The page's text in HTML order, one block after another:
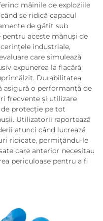
mâinile de exploziile
se ridică capacul
de gătit sub
pentru aceste mănuși de
industriale,
care simulează
expunerea la flacără
Durabilitatea
o performanță de
frecvente și utilizare
protecție pe tot
Utilizatorii raportează
atunci când lucrează
ridicate, permițându-le
care anterior necesitau
periculoase pentru a fi